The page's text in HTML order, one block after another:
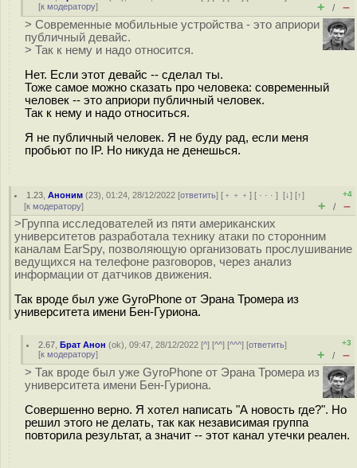
[к модератору] + / –
> Современные мобильные устройства - это априори
публичный девайс.
> Так к нему и надо относится.
Нет. Если этот девайс -- сделал ты.
Тоже самое можно сказать про человека: современный
человек -- это априори публичный человек.
Так к нему и надо относиться.
Я не публичный человек. Я не буду рад, если меня
пробьют по IP. Но никуда не денешься.
1.23 ,Аноним (23), 01:24, 28/12/2022 [ответить] [ ﹢﹢﹢] [ · · ·][↓] [↑]
[к модератору]
+4
+ / –
>Группа исследователей из пяти американских
университетов разработала технику атаки по сторонним
каналам EarSpy, позволяющую организовать прослушивание
ведущихся на телефоне разговоров, через анализ
информации от датчиков движения.
Так вроде был уже GyroPhone от Эрана Тромера из
университета имени Бен-Гуриона.
2.67 ,Брат Анон (ok), 09:47, 28/12/2022 [^] [^^] [^^^] [ответить]
[к модератору]
+3
+ / –
> Так вроде был уже GyroPhone от Эрана Тромера из
университета имени Бен-Гуриона.
Совершенно верно. Я хотел написать "А новость где?". Но
решил этого не делать, так как независимая группа
повторила результат, а значит -- этот канал утечки реален.